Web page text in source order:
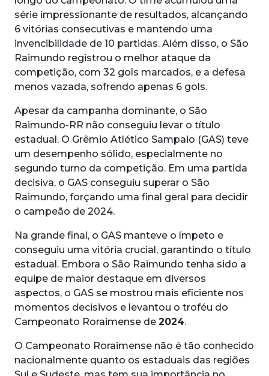
série impressionante de resultados, alcançando
6 vitórias consecutivas e mantendo uma
invencibilidade de 10 partidas. Além disso, o São
Raimundo registrou o melhor ataque da
competição, com 32 gols marcados, e a defesa
menos vazada, sofrendo apenas 6 gols.
Apesar da campanha dominante, o São
Raimundo-RR não conseguiu levar o título
estadual. O Grêmio Atlético Sampaio (GAS) teve
um desempenho sólido, especialmente no
segundo turno da competição. Em uma partida
decisiva, o GAS conseguiu superar o São
Raimundo, forçando uma final geral para decidir
o campeão de 2024.
Na grande final, o GAS manteve o ímpeto e
conseguiu uma vitória crucial, garantindo o título
estadual. Embora o São Raimundo tenha sido a
equipe de maior destaque em diversos
aspectos, o GAS se mostrou mais eficiente nos
momentos decisivos e levantou o troféu do
Campeonato Roraimense de 2024.
O Campeonato Roraimense não é tão conhecido
nacionalmente quanto os estaduais das regiões